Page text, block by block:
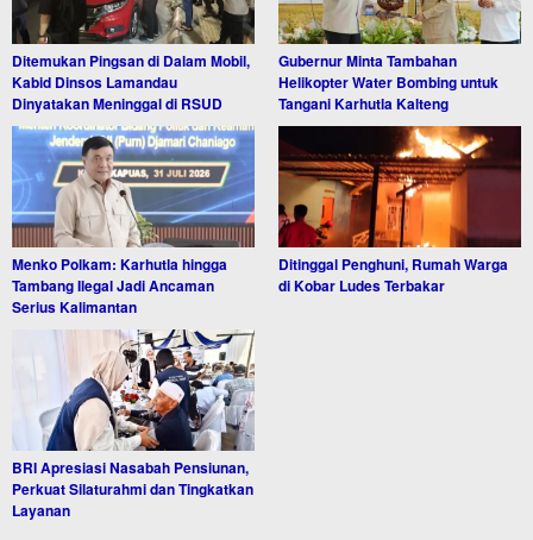
Ditemukan Pingsan di Dalam Mobil,
Kabid Dinsos Lamandau
Dinyatakan Meninggal di RSUD
Gubernur Minta Tambahan
Helikopter Water Bombing untuk
Tangani Karhutla Kalteng
Menko Polkam: Karhutla hingga
Tambang Ilegal Jadi Ancaman
Serius Kalimantan
Ditinggal Penghuni, Rumah Warga
di Kobar Ludes Terbakar
BRI Apresiasi Nasabah Pensiunan,
Perkuat Silaturahmi dan Tingkatkan
Layanan